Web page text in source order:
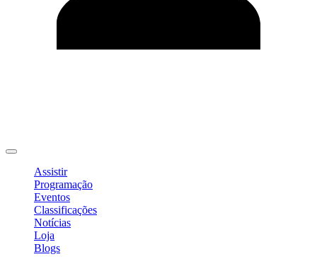
Assistir
Programação
Eventos
Classificações
Notícias
Loja
Blogs